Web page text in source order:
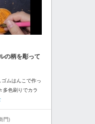
の柄を彫って
ムはんこで作っ
多色刷りでカラ
門)